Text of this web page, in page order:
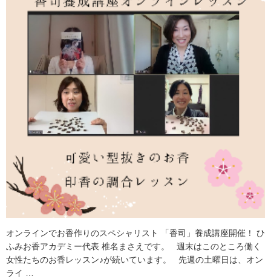
オンラインでお香作りのスペシャリスト 「香司」養成講座開催！ ひ
ふみお香アカデミー代表 椎名まさえです。 週末はこのところ働く
女性たちのお香レッスン♪が続いています。 先週の土曜日は、オン
ライ …